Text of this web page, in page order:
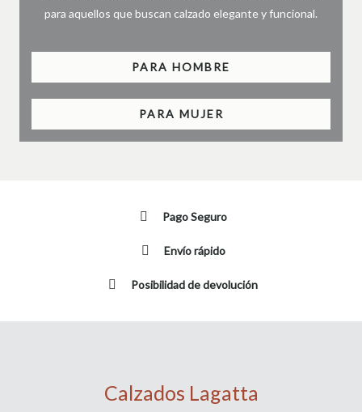
para aquellos que buscan calzado elegante y funcional.
PARA HOMBRE
PARA MUJER
Pago Seguro
Envío rápido
Posibilidad de devolución
Calzados Lagatta